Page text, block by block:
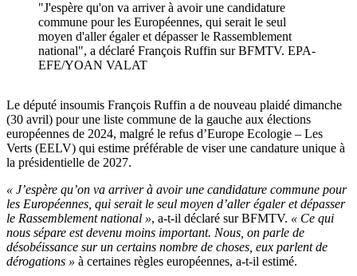
"J'espère qu'on va arriver à avoir une candidature
commune pour les Européennes, qui serait le seul
moyen d'aller égaler et dépasser le Rassemblement
national", a déclaré François Ruffin sur BFMTV. EPA-
EFE/YOAN VALAT
Le député insoumis François Ruffin a de nouveau plaidé dimanche
(30 avril) pour une liste commune de la gauche aux élections
européennes de 2024, malgré le refus d’Europe Ecologie – Les
Verts (EELV) qui estime préférable de viser une candature unique à
la présidentielle de 2027.
« J’espère qu’on va arriver à avoir une candidature commune pour
les Européennes, qui serait le seul moyen d’aller égaler et dépasser
le Rassemblement national », a-t-il déclaré sur BFMTV. « Ce qui
nous sépare est devenu moins important. Nous, on parle de
désobéissance sur un certains nombre de choses, eux parlent de
dérogations » à certaines règles européennes, a-t-il estimé.